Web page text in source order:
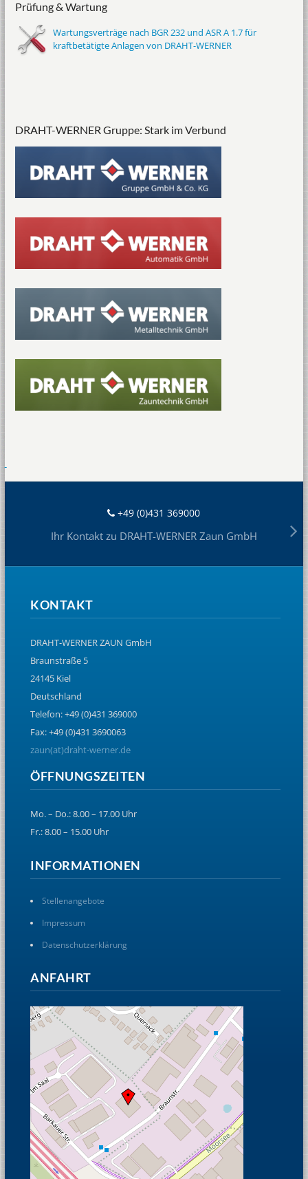
Prüfung & Wartung
Wartungsverträge nach BGR 232 und ASR A 1.7 für
kraftbetätigte Anlagen von DRAHT-WERNER
DRAHT-WERNER Gruppe: Stark im Verbund
+49 (0)431 369000
Ihr Kontakt zu DRAHT-WERNER Zaun GmbH
KONTAKT
DRAHT-WERNER ZAUN GmbH
Braunstraße 5
24145 Kiel
Deutschland
Telefon: +49 (0)431 369000
Fax: +49 (0)431 3690063
zaun(at)draht-werner.de
ÖFFNUNGSZEITEN
Mo. – Do.: 8.00 – 17.00 Uhr
Fr.: 8.00 – 15.00 Uhr
INFORMATIONEN
Stellenangebote
Impressum
Datenschutzerklärung
ANFAHRT